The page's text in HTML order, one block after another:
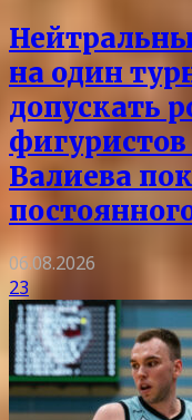
на один
допускать
Валиева
06.08.2026
23